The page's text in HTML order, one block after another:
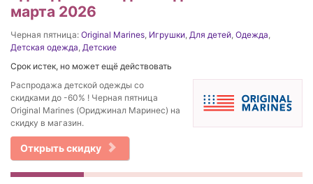
марта 2026
Черная пятница: Original Marines, Игрушки, Для детей, Одежда,
Детская одежда, Детские
Срок истек, но может ещё действовать
Распродажа детской одежды со
скидками до -60% ! Черная пятница
Original Marines (Ориджинал Маринес) на
скидку в магазин.
Открыть скидку